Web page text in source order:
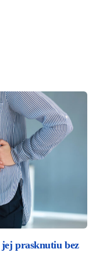
jej prasknutiu bez